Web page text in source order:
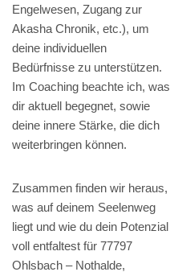
Engelwesen, Zugang zur
Akasha Chronik, etc.), um
deine individuellen
Bedürfnisse zu unterstützen.
Im Coaching beachte ich, was
dir aktuell begegnet, sowie
deine innere Stärke, die dich
weiterbringen können.
Zusammen finden wir heraus,
was auf deinem Seelenweg
liegt und wie du dein Potenzial
voll entfaltest für 77797
Ohlsbach – Nothalde,